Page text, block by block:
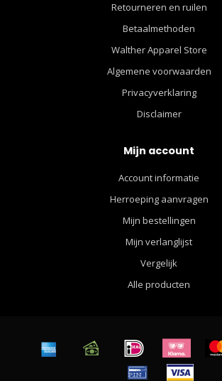
Retourneren en ruilen
Betaalmethoden
Walther Apparel Store
Algemene voorwaarden
Privacyverklaring
Disclaimer
Mijn account
Account informatie
Herroeping aanvragen
Mijn bestellingen
Mijn verlanglijst
Vergelijk
Alle producten